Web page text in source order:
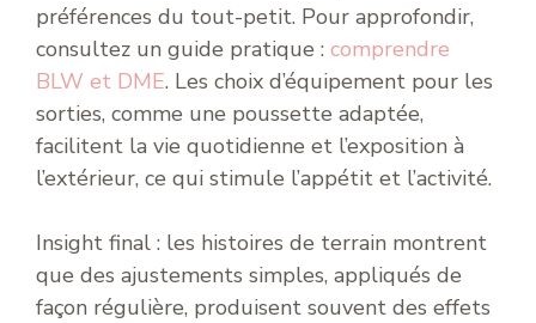
préférences du tout-petit. Pour approfondir,
consultez un guide pratique : comprendre
BLW et DME. Les choix d’équipement pour les
sorties, comme une poussette adaptée,
facilitent la vie quotidienne et l’exposition à
l’extérieur, ce qui stimule l’appétit et l’activité.
Insight final : les histoires de terrain montrent
que des ajustements simples, appliqués de
façon régulière, produisent souvent des effets